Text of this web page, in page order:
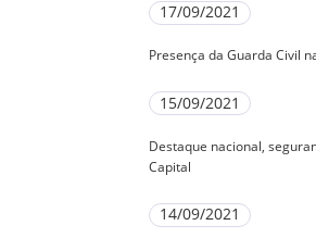
17/09/2021
Presença da Guarda Civil
15/09/2021
Destaque nacional,
Capital
14/09/2021